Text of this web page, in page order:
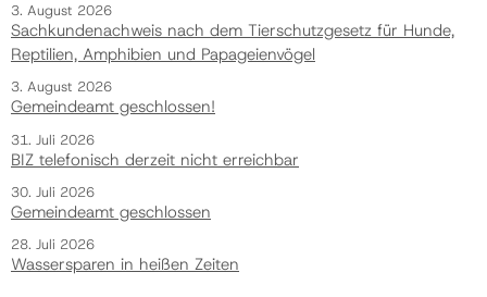
3. August 2026
Sachkundenachweis nach dem Tierschutzgesetz für Hunde,
Reptilien, Amphibien und Papageienvögel
3. August 2026
Gemeindeamt geschlossen!
31. Juli 2026
BIZ telefonisch derzeit nicht erreichbar
30. Juli 2026
Gemeindeamt geschlossen
28. Juli 2026
Wassersparen in heißen Zeiten